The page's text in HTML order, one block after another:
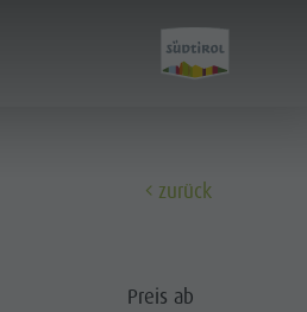
zurück
Preis ab